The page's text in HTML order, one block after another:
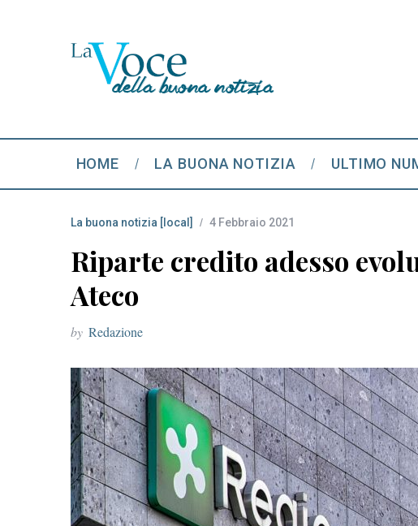
HOME LA BUONA NOTIZIA ULTIMO
La buona notizia [local] 4 Febbraio 2021
Riparte credito adesso
Ateco
by Redazione